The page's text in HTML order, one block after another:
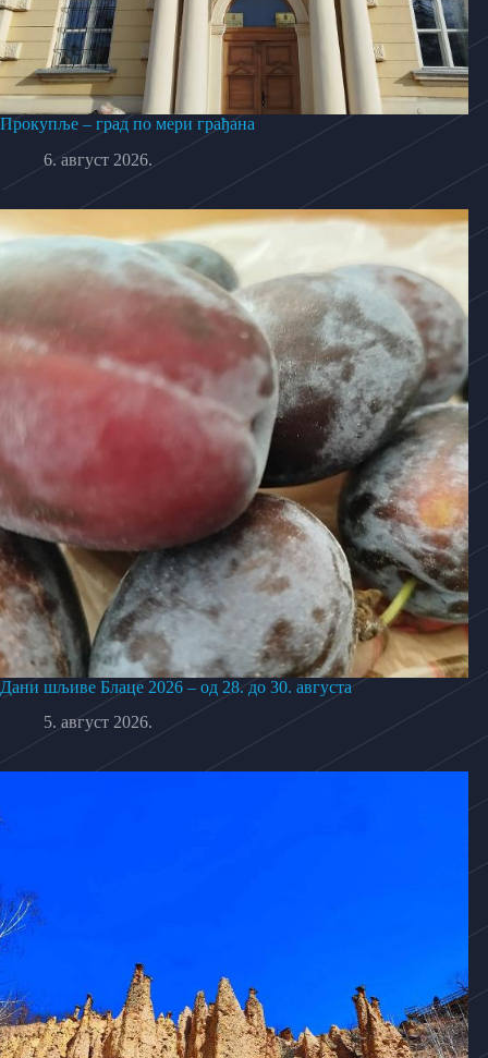
Прокупље – град по мери грађана
6. август 2026.
Дани шљиве Блаце 2026 – од 28. до 30. августа
5. август 2026.